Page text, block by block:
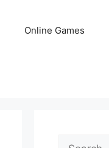
Online Games
Search